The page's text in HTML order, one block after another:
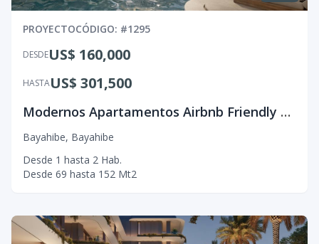
PROYECTOCÓDIGO: #1295
DESDEUS$ 160,000
HASTAUS$ 301,500
Modernos Apartamentos Airbnb Friendly con Amenidades Tipo Resort.
Bayahibe, Bayahibe
Desde 1 hasta 2 Hab.
Desde 69 hasta 152 Mt2